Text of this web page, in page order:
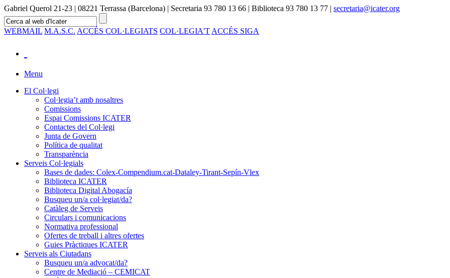
Gabriel Querol 21-23 | 08221 Terrassa (Barcelona) | Secretaria 93 780 13 66 | Biblioteca 93 780 13 77 | secretaria@icater.org
WEBMAIL M.A.S.C. ACCÉS COL·LEGIATS COL·LEGIA'T ACCÉS SIGA
Menu
El Col·legi
Col·legia’t amb nosaltres
Comissions
Espai Comissions ICATER
Contactes del Col·legi
Junta de Govern
Política de qualitat
Transparència
Serveis Col·legials
Bases de dades: Colex-Compendium.cat-Dataley-Tirant-Sepín-Vlex
Biblioteca ICATER
Biblioteca Digital Abogacía
Busqueu un/a col·legiat/da?
Catàleg de Serveis
Circulars i comunicacions
Normativa professional
Ofertes de treball i altres ofertes
Guies Pràctiques ICATER
Serveis als Ciutadans
Busqueu un/a advocat/da?
Centre de Mediació – CEMICAT